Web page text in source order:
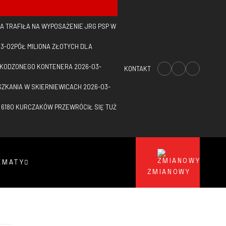
TRAFIŁA NA WYPOSAŻENIE JRG PSP W
02PÓŁ MILIONA ZŁOTYCH DLA
KONTENERA 2026-03-
W SKIERNIEWICACH 2026-03-
KURCZAKÓW PRZEWRÓCIŁ SIĘ TUŻ
KONTAKT
ZMIANOWY